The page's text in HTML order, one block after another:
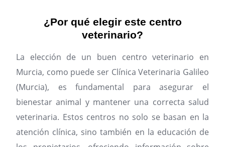
¿Por qué elegir este centro
veterinario?
La elección de un buen centro veterinario en
Murcia, como puede ser Clínica Veterinaria Galileo
(Murcia), es fundamental para asegurar el
bienestar animal y mantener una correcta salud
veterinaria. Estos centros no solo se basan en la
atención clínica, sino también en la educación de